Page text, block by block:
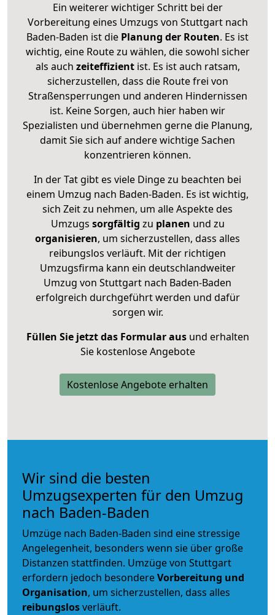
Ein weiterer wichtiger Schritt bei der
Vorbereitung eines Umzugs von Stuttgart nach
Baden-Baden ist die Planung der Routen. Es ist
wichtig, eine Route zu wählen, die sowohl sicher
als auch zeiteffizientist. Es ist auch ratsam,
sicherzustellen, dass die Route frei von
Straßensperrungen und anderen Hindernissen
ist. Keine Sorgen, auch hier haben wir
Spezialisten und übernehmen gerne die Planung,
damit Sie sich auf andere wichtige Sachen
konzentrieren können.
In der Tat gibt es viele Dinge zu beachten bei
einem Umzug nach Baden-Baden. Es ist wichtig,
sich Zeit zu nehmen, um alle Aspekte des
Umzugs sorgfältig zu planen und zu
organisieren, um sicherzustellen, dass alles
reibungslos verläuft. Mit der richtigen
Umzugsfirma kann ein deutschlandweiter
Umzug von Stuttgart nach Baden-Baden
erfolgreich durchgeführt werden und dafür
sorgen wir.
Füllen Sie jetzt das Formular ausund erhalten
Sie kostenlose Angebote
Kostenlose Angebote erhalten
Wir sind die besten
Umzugsexperten für den Umzug
nach Baden-Baden
Umzüge nach Baden-Baden sind eine stressige
Angelegenheit, besonders wenn sie über große
Distanzen stattfinden. Umzüge von Stuttgart
erfordern jedoch besondereVorbereitung und
Organisation, um sicherzustellen, dass alles
reibungslosverläuft.